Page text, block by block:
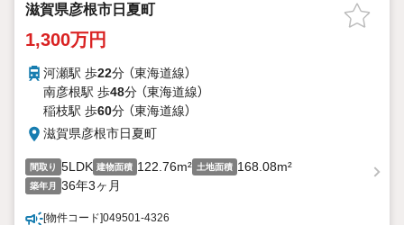
滋賀県彦根市日夏町
1,300万円
河瀬駅 歩22分 （東海道線）
南彦根駅 歩48分 （東海道線）
稲枝駅 歩60分 （東海道線）
滋賀県彦根市日夏町
間取り 5LDK 建物面積 122.76m² 土地面積 168.08m²
築年月 36年3ヶ月
[物件コード]049501-4326